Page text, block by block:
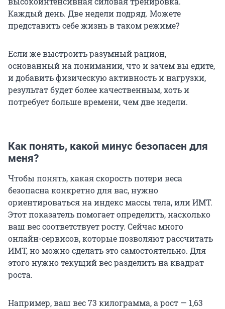
Каждый день. Две недели подряд. Можете
представить себе жизнь в таком режиме?
Если же выстроить разумный рацион,
основанный на понимании, что и зачем вы едите,
и добавить физическую активность и нагрузки,
результат будет более качественным, хоть и
потребует больше времени, чем две недели.
Как понять, какой минус безопасен для
меня?
Чтобы понять, какая скорость потери веса
безопасна конкретно для вас, нужно
ориентироваться на индекс массы тела, или ИМТ.
Этот показатель помогает определить, насколько
ваш вес соответствует росту. Сейчас много
онлайн-сервисов, которые позволяют рассчитать
ИМТ, но можно сделать это самостоятельно. Для
этого нужно текущий вес разделить на квадрат
роста.
Например, ваш вес 73 килограмма, а рост — 1,63